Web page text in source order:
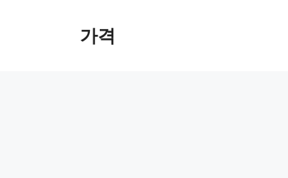
가격